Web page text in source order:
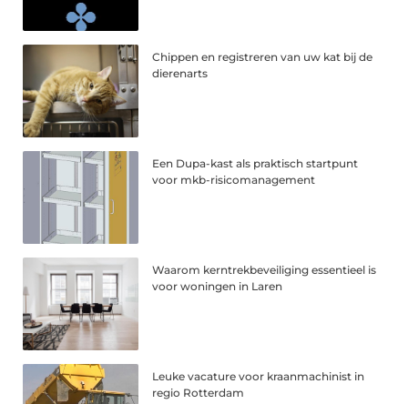
Chippen en registreren van uw kat bij de
dierenarts
Een Dupa-kast als praktisch startpunt
voor mkb-risicomanagement
Waarom kerntrekbeveiliging essentieel is
voor woningen in Laren
Leuke vacature voor kraanmachinist in
regio Rotterdam